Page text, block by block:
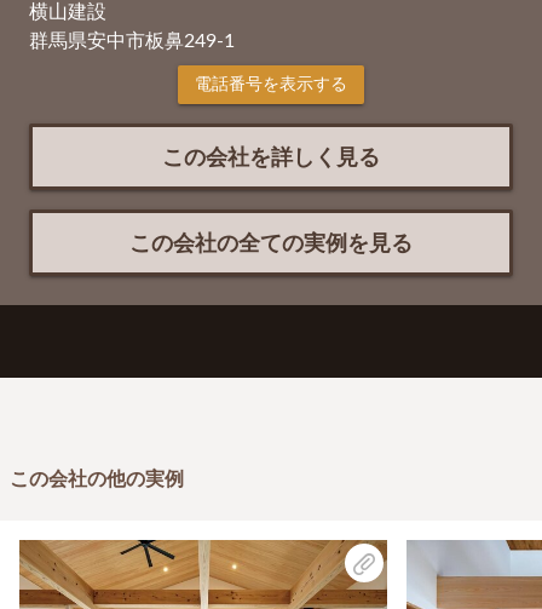
横山建設
群馬県安中市板鼻249-1
電話番号を表示する
この会社を詳しく見る
この会社の全ての実例を見る
この会社の他の実例